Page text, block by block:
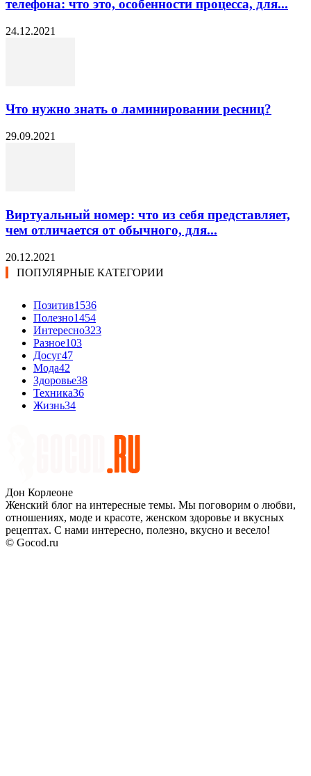
телефона: что это, особенности процесса, для...
24.12.2021
Что нужно знать о ламинировании ресниц?
29.09.2021
Виртуальный номер: что из себя представляет,
чем отличается от обычного, для...
20.12.2021
ПОПУЛЯРНЫЕ КАТЕГОРИИ
Позитив1536
Полезно1454
Интересно323
Разное103
Досуг47
Мода42
Здоровье38
Техника36
Жизнь34
Дон Корлеоне
Женский блог на интересные темы. Мы поговорим о любви,
отношениях, моде и красоте, женском здоровье и вкусных
рецептах. С нами интересно, полезно, вкусно и весело!
© Gocod.ru